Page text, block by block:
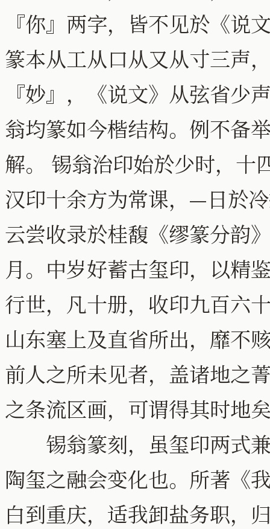
『你』两字，皆不见於《说
篆本从工从口从又从寸三声
『妙』，《说文》从弦省少
翁均篆如今楷结构。例不备
解。 锡翁治印始於少时，十
汉印十余方为常课，—日於
云尝收录於桂馥《缪篆分韵
月。中岁好蓄古玺印，以精
行世，凡十册，收印九百六
山东塞上及直省所出，靡不
前人之所未见者，盖诸地之
之条流区画，可谓得其时地
锡翁篆刻，虽玺印两式兼
陶玺之融会变化也。所著《
白到重庆，适我卸盐务职，